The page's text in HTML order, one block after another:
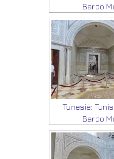
Bardo
Tunesië:
Bardo